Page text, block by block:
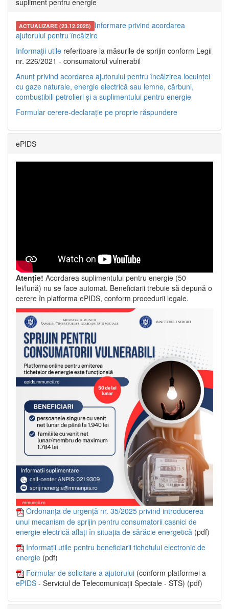
supliment pentru energie
ACTUALIZARE (23.12.2025) Informare privind acordarea
ajutorului pentru încălzire
Informații utile referitoare la măsurile de sprijin conform Legii
nr. 226/2021 - consumatorul vulnerabil
Anunț privind acordarea ajutorului pentru încălzirea locuinței
cu gaze naturale, energie electrică sau lemne, cărbuni,
combustibili petrolieri și a suplimentului pentru energie
Formular cerere-declarație pe proprie răspundere
ePIDS
Atenție! Acordarea suplimentului pentru energie (50
lei/lună) nu se face automat. Beneficiarii trebuie să depună o
cerere în platforma ePIDS, conform procedurii legale.
Ordonanța de urgență nr. 35/2025 privind introducerea
unui mecanism de sprijin pentru consumatorii casnici de
energie electrică aflați în situația de sărăcie energetică (pdf)
Informații utile pentru beneficiarii tichetului electronic de
energie (pdf)
Formular de solicitare a ajutorului (conform platformei a
ePIDS - Serviciul de Telecomunicații Speciale - STS) (pdf)